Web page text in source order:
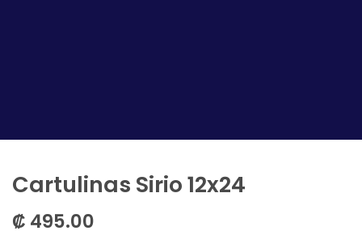
Cartulinas Sirio 12x24
₡ 495.00